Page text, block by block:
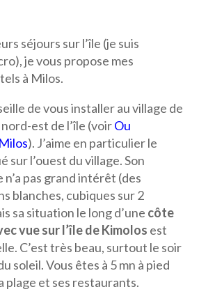
séjours sur l’île (je suis
je vous propose mes
à Milos.
de vous installer au village de
nord-est de l’île (voirOu
). J’aime en particulier le
sur l’ouest du village. Son
pas grand intérêt (des
blanches, cubiques sur 2
sa situation le long d’une côte
vue sur l’île de Kimolos est
C’est très beau, surtout le soir
soleil. Vous êtes à 5 mn à pied
plage et ses restaurants.